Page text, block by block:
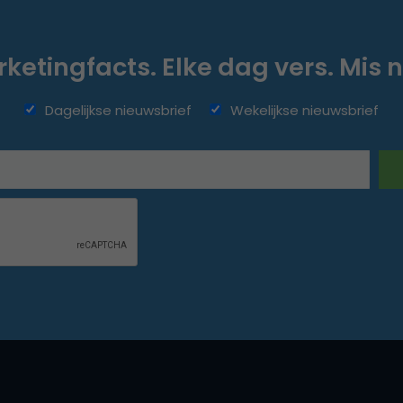
Elke dag vers. Mis
Dagelijkse nieuwsbrief Wekelijkse nieuwsbrief